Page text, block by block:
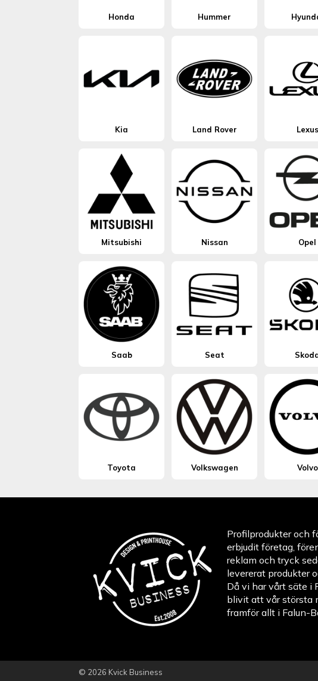
Honda Hummer
Kia Land Rover Lexus
Mitsubishi Nissan Opel
Saab Seat
Toyota Volkswagen Volvo
Profilprodukter och
erbjudit företag,
reklam och tryck
levererat produkter
Då vi har vårt säte i
blivit att vår största
framför allt i Falun-
© 2026 Kvick Business